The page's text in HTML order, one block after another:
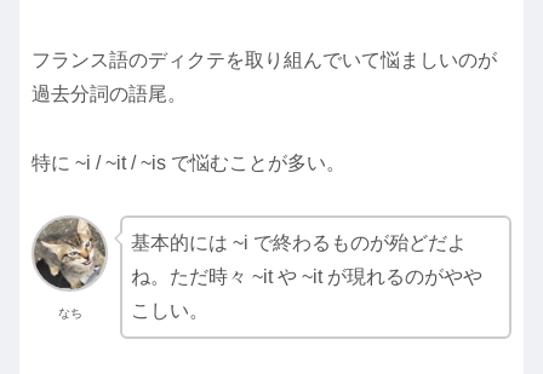
フランス語のディクテを取り組んでいて悩ましいのが
過去分詞の語尾。
特に ~i / ~it / ~is で悩むことが多い。
なち
基本的には ~i で終わるものが殆どだよ
ね。ただ時々 ~it や ~it が現れるのがやや
こしい。